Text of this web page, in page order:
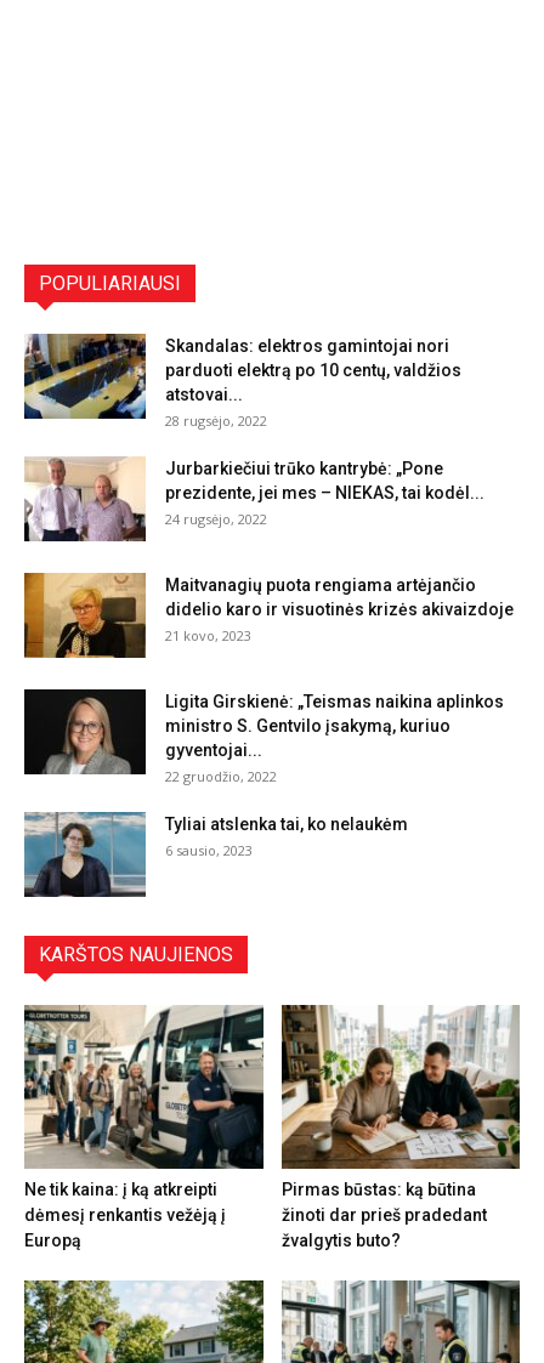
POPULIARIAUSI
Skandalas: elektros gamintojai nori
parduoti elektrą po 10 centų, valdžios
atstovai...
28 rugsėjo, 2022
Jurbarkiečiui trūko kantrybė: „Pone
prezidente, jei mes – NIEKAS, tai kodėl...
24 rugsėjo, 2022
Maitvanagių puota rengiama artėjančio
didelio karo ir visuotinės krizės akivaizdoje
21 kovo, 2023
Ligita Girskienė: „Teismas naikina aplinkos
ministro S. Gentvilo įsakymą, kuriuo
gyventojai...
22 gruodžio, 2022
Tyliai atslenka tai, ko nelaukėm
6 sausio, 2023
KARŠTOS NAUJIENOS
Ne tik kaina: į ką atkreipti
dėmesį renkantis vežėją į
Europą
Pirmas būstas: ką būtina
žinoti dar prieš pradedant
žvalgytis buto?